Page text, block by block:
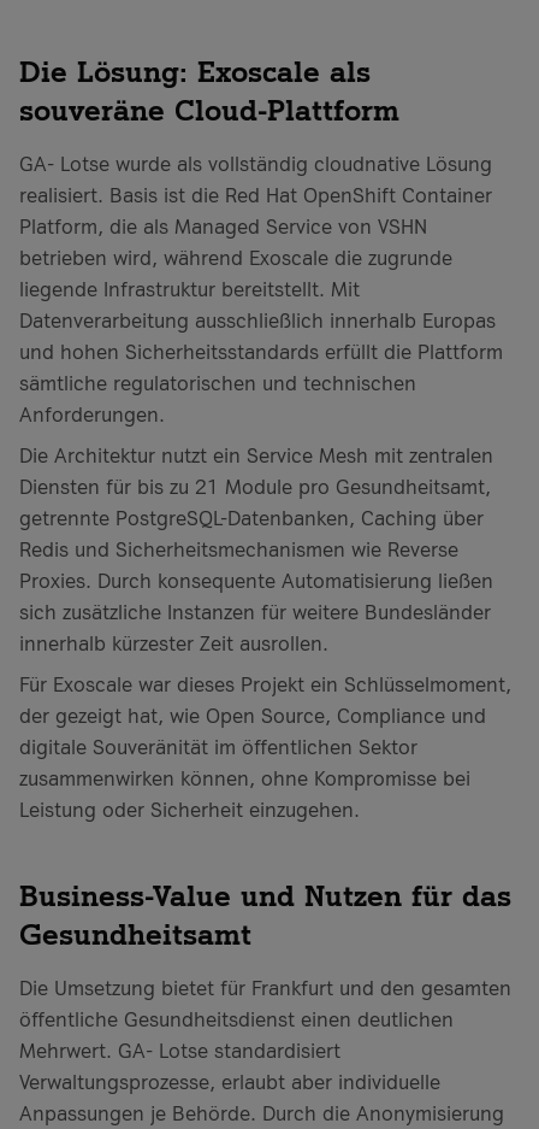
Die Lösung: Exoscale als
souveräne Cloud-Plattform
GA- Lotse wurde als vollständig cloudnative Lösung
realisiert. Basis ist die Red Hat OpenShift Container
Platform, die als Managed Service von VSHN
betrieben wird, während Exoscale die zugrunde
liegende Infrastruktur bereitstellt. Mit
Datenverarbeitung ausschließlich innerhalb Europas
und hohen Sicherheitsstandards erfüllt die Plattform
sämtliche regulatorischen und technischen
Anforderungen.
Die Architektur nutzt ein Service Mesh mit zentralen
Diensten für bis zu 21 Module pro Gesundheitsamt,
getrennte PostgreSQL-Datenbanken, Caching über
Redis und Sicherheitsmechanismen wie Reverse
Proxies. Durch konsequente Automatisierung ließen
sich zusätzliche Instanzen für weitere Bundesländer
innerhalb kürzester Zeit ausrollen.
Für Exoscale war dieses Projekt ein Schlüsselmoment,
der gezeigt hat, wie Open Source, Compliance und
digitale Souveränität im öffentlichen Sektor
zusammenwirken können, ohne Kompromisse bei
Leistung oder Sicherheit einzugehen.
Business-Value und Nutzen für das
Gesundheitsamt
Die Umsetzung bietet für Frankfurt und den gesamten
öffentliche Gesundheitsdienst einen deutlichen
Mehrwert. GA- Lotse standardisiert
Verwaltungsprozesse, erlaubt aber individuelle
Anpassungen je Behörde. Durch die Anonymisierung